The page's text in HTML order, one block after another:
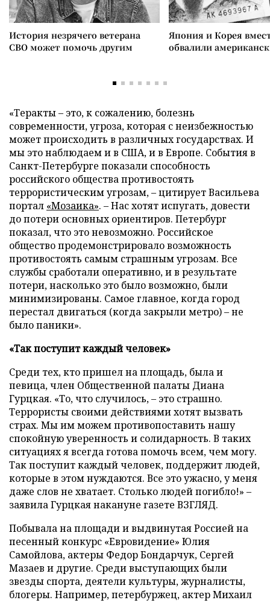
История незрячего ветерана
СВО может помочь другим
Япония и Корея
обвалили
«Теракты – это, к сожалению, болезнь
современности, угроза, которая с неизбежностью
может происходить в различных государствах. И
мы это наблюдаем и в США, и в Европе. События в
Санкт-Петербурге показали способность
российского общества противостоять
террористическим угрозам, – цитирует Васильева
портал «Мозаика». – Нас хотят испугать, довести
до потери основных ориентиров. Петербург
показал, что это невозможно. Российское
общество продемонстрировало возможность
противостоять самым страшным угрозам. Все
службы сработали оперативно, и в результате
потери, насколько это было возможно, были
минимизированы. Самое главное, когда город
перестал двигаться (когда закрыли метро) – не
было паники».
«Так поступит каждый человек»
Среди тех, кто пришел на площадь, была и
певица, член Общественной палаты Диана
Гурцкая. «То, что случилось, – это страшно.
Террористы своими действиями хотят вызвать
страх. Мы им можем противопоставить нашу
спокойную уверенность и солидарность. В таких
ситуациях я всегда готова помочь всем, чем могу.
Так поступит каждый человек, поддержит людей,
которые в этом нуждаются. Все это ужасно, у меня
даже слов не хватает. Столько людей погибло!» –
заявила Гурцкая накануне газете ВЗГЛЯД.
Побывала на площади и выдвинутая Россией на
песенный конкурс «Евровидение» Юлия
Самойлова, актеры Федор Бондарчук, Сергей
Мазаев и другие. Среди выступающих были
звезды спорта, деятели культуры, журналисты,
блогеры. Например, петербуржец, актер Михаил